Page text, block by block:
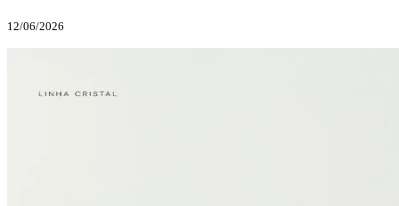
12/06/2026